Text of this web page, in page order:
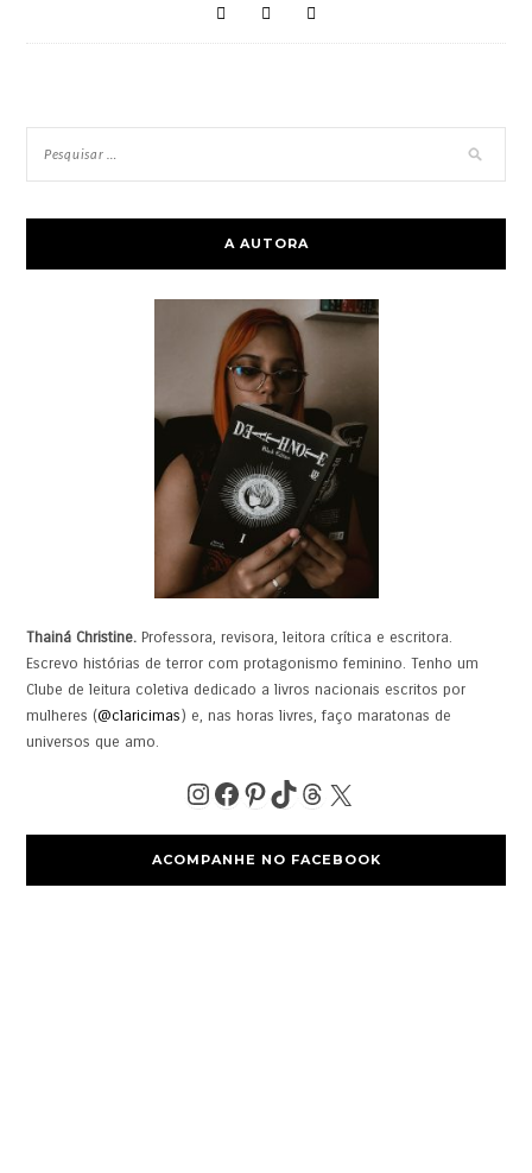
A AUTORA
Thainá Christine. Professora, revisora, leitora crítica e escritora.
Escrevo histórias de terror com protagonismo feminino. Tenho um
Clube de leitura coletiva dedicado a livros nacionais escritos por
mulheres (@claricimas) e, nas horas livres, faço maratonas de
universos que amo.
ACOMPANHE NO FACEBOOK